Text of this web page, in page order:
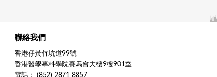
聯絡我們
香港仔黃竹坑道99號
香港醫學專科學院賽馬會大樓9樓901室
電話： (852) 2871 8857